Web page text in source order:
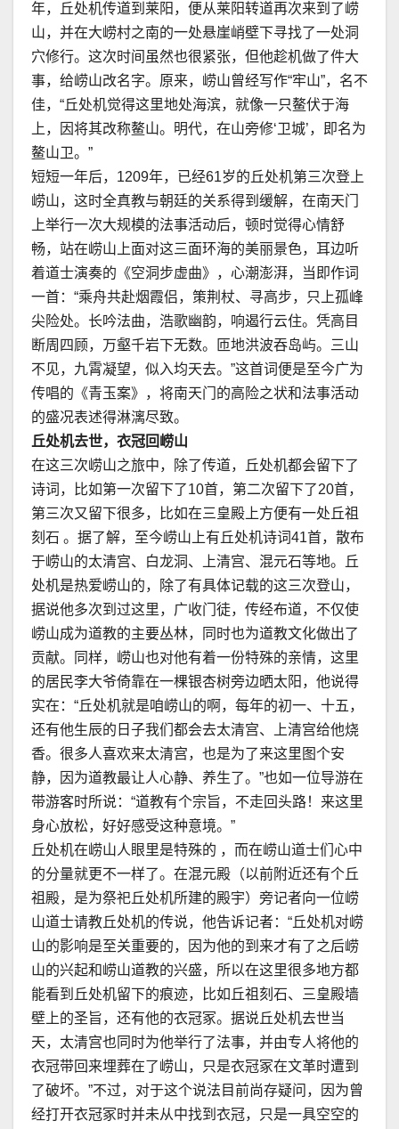
年，丘处机传道到莱阳，便从莱阳转道再次来到了崂
山，并在大崂村之南的一处悬崖峭壁下寻找了一处洞
穴修行。这次时间虽然也很紧张，但他趁机做了件大
事，给崂山改名字。原来，崂山曾经写作“牢山”，名不
佳，“丘处机觉得这里地处海滨，就像一只鳌伏于海
上，因将其改称鳌山。明代，在山旁修‘卫城’，即名为
鳌山卫。”
短短一年后，1209年，已经61岁的丘处机第三次登上
崂山，这时全真教与朝廷的关系得到缓解，在南天门
上举行一次大规模的法事活动后，顿时觉得心情舒
畅，站在崂山上面对这三面环海的美丽景色，耳边听
着道士演奏的《空洞步虚曲》，心潮澎湃，当即作词
一首：“乘舟共赴烟霞侣，策荆杖、寻高步，只上孤峰
尖险处。长吟法曲，浩歌幽韵，响遏行云住。凭高目
断周四顾，万壑千岩下无数。匝地洪波吞岛屿。三山
不见，九霄凝望，似入均天去。”这首词便是至今广为
传唱的《青玉案》，将南天门的高险之状和法事活动
的盛况表述得淋漓尽致。
丘处机去世，衣冠回崂山
在这三次崂山之旅中，除了传道，丘处机都会留下了
诗词，比如第一次留下了10首，第二次留下了20首，
第三次又留下很多，比如在三皇殿上方便有一处丘祖
刻石 。据了解，至今崂山上有丘处机诗词41首，散布
于崂山的太清宫、白龙洞、上清宫、混元石等地。丘
处机是热爱崂山的，除了有具体记载的这三次登山，
据说他多次到过这里，广收门徒，传经布道，不仅使
崂山成为道教的主要丛林，同时也为道教文化做出了
贡献。同样，崂山也对他有着一份特殊的亲情，这里
的居民李大爷倚靠在一棵银杏树旁边晒太阳，他说得
实在：“丘处机就是咱崂山的啊，每年的初一、十五，
还有他生辰的日子我们都会去太清宫、上清宫给他烧
香。很多人喜欢来太清宫，也是为了来这里图个安
静，因为道教最让人心静、养生了。”也如一位导游在
带游客时所说：“道教有个宗旨，不走回头路！来这里
身心放松，好好感受这种意境。”
丘处机在崂山人眼里是特殊的 ，而在崂山道士们心中
的分量就更不一样了。在混元殿（以前附近还有个丘
祖殿，是为祭祀丘处机所建的殿宇）旁记者向一位崂
山道士请教丘处机的传说，他告诉记者：“丘处机对崂
山的影响是至关重要的，因为他的到来才有了之后崂
山的兴起和崂山道教的兴盛，所以在这里很多地方都
能看到丘处机留下的痕迹，比如丘祖刻石、三皇殿墙
壁上的圣旨，还有他的衣冠冢。据说丘处机去世当
天，太清宫也同时为他举行了法事，并由专人将他的
衣冠带回来埋葬在了崂山，只是衣冠冢在文革时遭到
了破坏。”不过，对于这个说法目前尚存疑问，因为曾
经打开衣冠冢时并未从中找到衣冠，只是一具空空的